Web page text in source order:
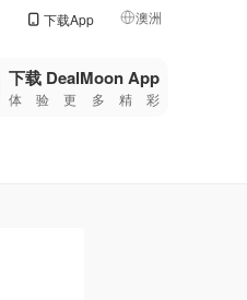
下载App 澳洲
🇺🇸
🇨🇳 中国
下载 DealMoon App
体验更多精彩